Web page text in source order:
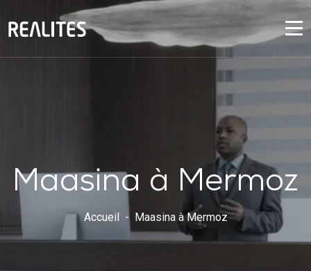
Maasina à Mermoz
Accueil Maasina à Mermoz
Panneau de gestion des cookies